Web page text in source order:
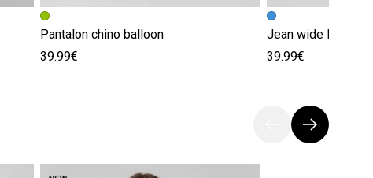
Pantalon chino balloon
39.99€
Jean wide leg
39.99€